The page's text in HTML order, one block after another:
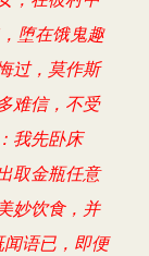
堕在饿鬼趣
过，莫作斯
难信，不受
我先卧床
取金瓶任意
妙饮食，并
语已，即便